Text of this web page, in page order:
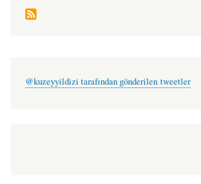
@kuzeyyildizi tarafından gönderilen tweetler